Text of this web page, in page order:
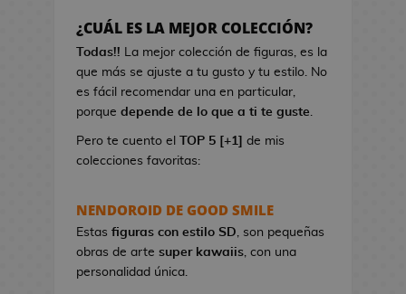
s
d
e
C
i
o
s
L
i
r
e
a
s
d
e
¿CUÁL ES LA MEJOR COLECCIÓN?
Todas!! La mejor colección de figuras, es la
que más se ajuste a tu gusto y tu estilo. No
es fácil recomendar una en particular,
porque depende de lo que a ti te guste.
Pero te cuento el TOP 5 [+1]
de mis
colecciones favoritas:
NENDOROID DE GOOD SMILE
Estas figuras con estilo SD, son pequeñas
obras de arte super kawaiis, con una
personalidad única.